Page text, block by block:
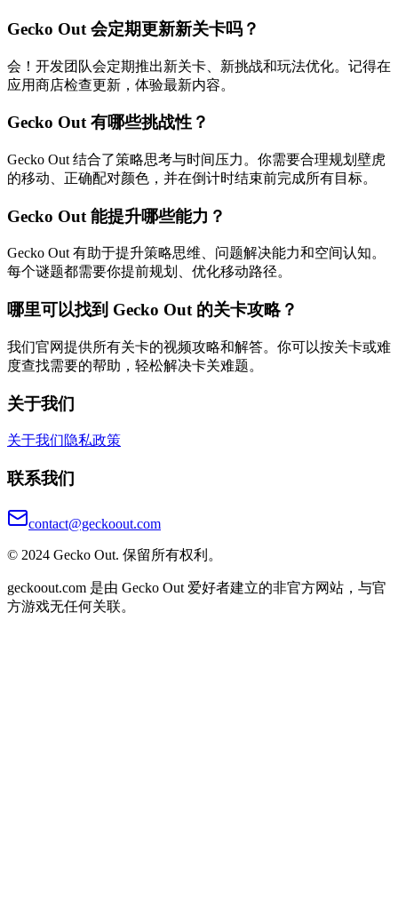
Gecko Out 会定期更新新关卡吗？
会！开发团队会定期推出新关卡、新挑战和玩法优化。记得在
应用商店检查更新，体验最新内容。
Gecko Out 有哪些挑战性？
Gecko Out 结合了策略思考与时间压力。你需要合理规划壁虎
的移动、正确配对颜色，并在倒计时结束前完成所有目标。
Gecko Out 能提升哪些能力？
Gecko Out 有助于提升策略思维、问题解决能力和空间认知。
每个谜题都需要你提前规划、优化移动路径。
哪里可以找到 Gecko Out 的关卡攻略？
我们官网提供所有关卡的视频攻略和解答。你可以按关卡或难
度查找需要的帮助，轻松解决卡关难题。
关于我们
关于我们隐私政策
联系我们
contact@geckoout.com
© 2024 Gecko Out. 保留所有权利。
geckoout.com 是由 Gecko Out 爱好者建立的非官方网站，与官
方游戏无任何关联。